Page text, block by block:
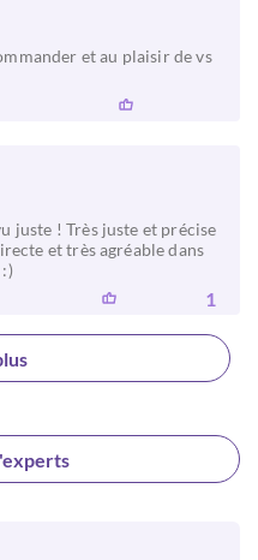
et au plaisir de vs
juste ! Très juste et précise
et très agréable dans
1